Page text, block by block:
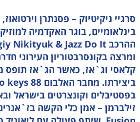
סרגיי ניקיטיוק – פסנתרן
בינלאומיים, בוגר האקדמיה
ומרצה בקונסרבטוריון העירוני
קלאסי וג`אז, כאשר הג`אז תופס
בפסטיבלים וקונצרטים בישראל